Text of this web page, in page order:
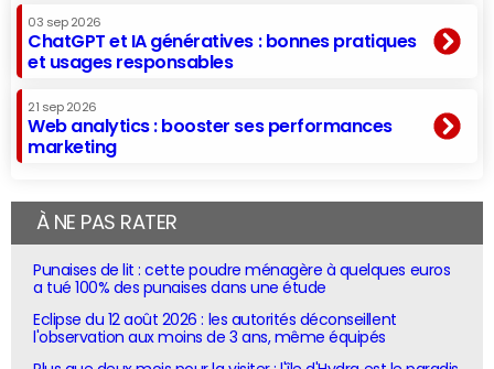
03 sep 2026
ChatGPT et IA génératives : bonnes pratiques
et usages responsables
21 sep 2026
Web analytics : booster ses performances
marketing
À NE PAS RATER
Punaises de lit : cette poudre ménagère à quelques euros
a tué 100% des punaises dans une étude
Eclipse du 12 août 2026 : les autorités déconseillent
l'observation aux moins de 3 ans, même équipés